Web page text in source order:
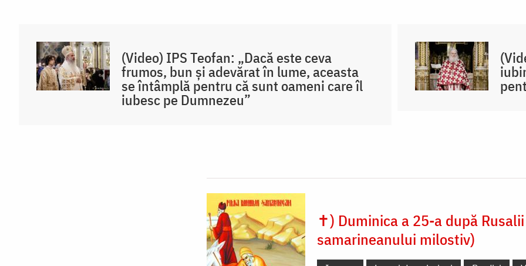
(Video) IPS Teofan: „Dacă este ceva
frumos, bun și adevărat în lume, aceasta
se întâmplă pentru că sunt oameni care îl
iubesc pe Dumnezeu”
✝) Duminica a 25-a după
samarineanului milostiv)